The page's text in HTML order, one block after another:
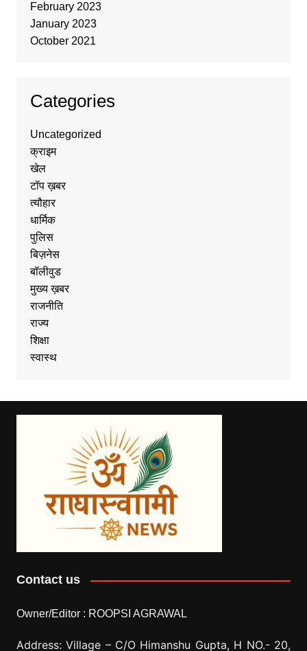
February 2023
January 2023
October 2021
Categories
Uncategorized
क्राइम
खेल
टॉप ख़बर
त्यौहार
धार्मिक
पुलिस
बिज़नेस
बॉलीवुड
मुख्य ख़बर
राजनीति
राज्य
शिक्षा
स्वास्थ
Contact us
Owner/Editor : ROOPSI AGRAWAL
Address: Village – C/O Himanshu Gupta, H NO.- 20,